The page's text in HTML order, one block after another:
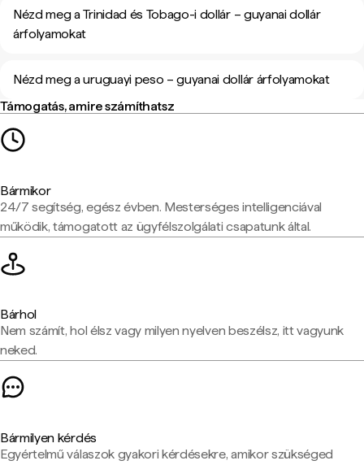
Nézd meg a Trinidad és Tobago-i dollár – guyanai dollár
árfolyamokat
Nézd meg a uruguayi peso – guyanai dollár árfolyamokat
Támogatás, amire számíthatsz
Bármikor
24/7 segítség, egész évben. Mesterséges intelligenciával
működik, támogatott az ügyfélszolgálati csapatunk által.
Bárhol
Nem számít, hol élsz vagy milyen nyelven beszélsz, itt vagyunk
neked.
Bármilyen kérdés
Egyértelmű válaszok gyakori kérdésekre, amikor szükséged